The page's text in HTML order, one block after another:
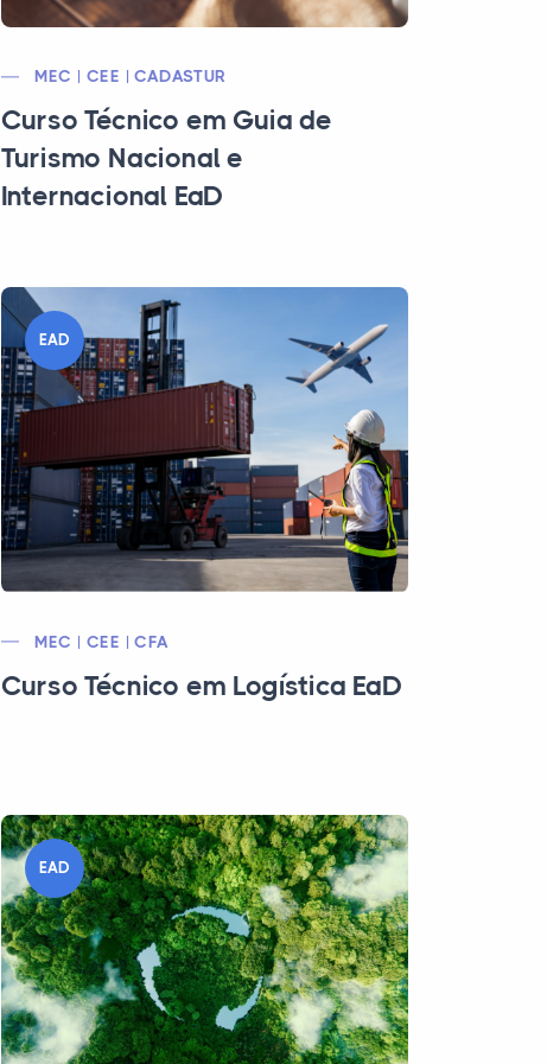
MEC | CEE | CADASTUR
Curso Técnico em Guia de
Turismo Nacional e
Internacional EaD
EAD
MEC | CEE | CFA
Curso Técnico em Logística EaD
EAD